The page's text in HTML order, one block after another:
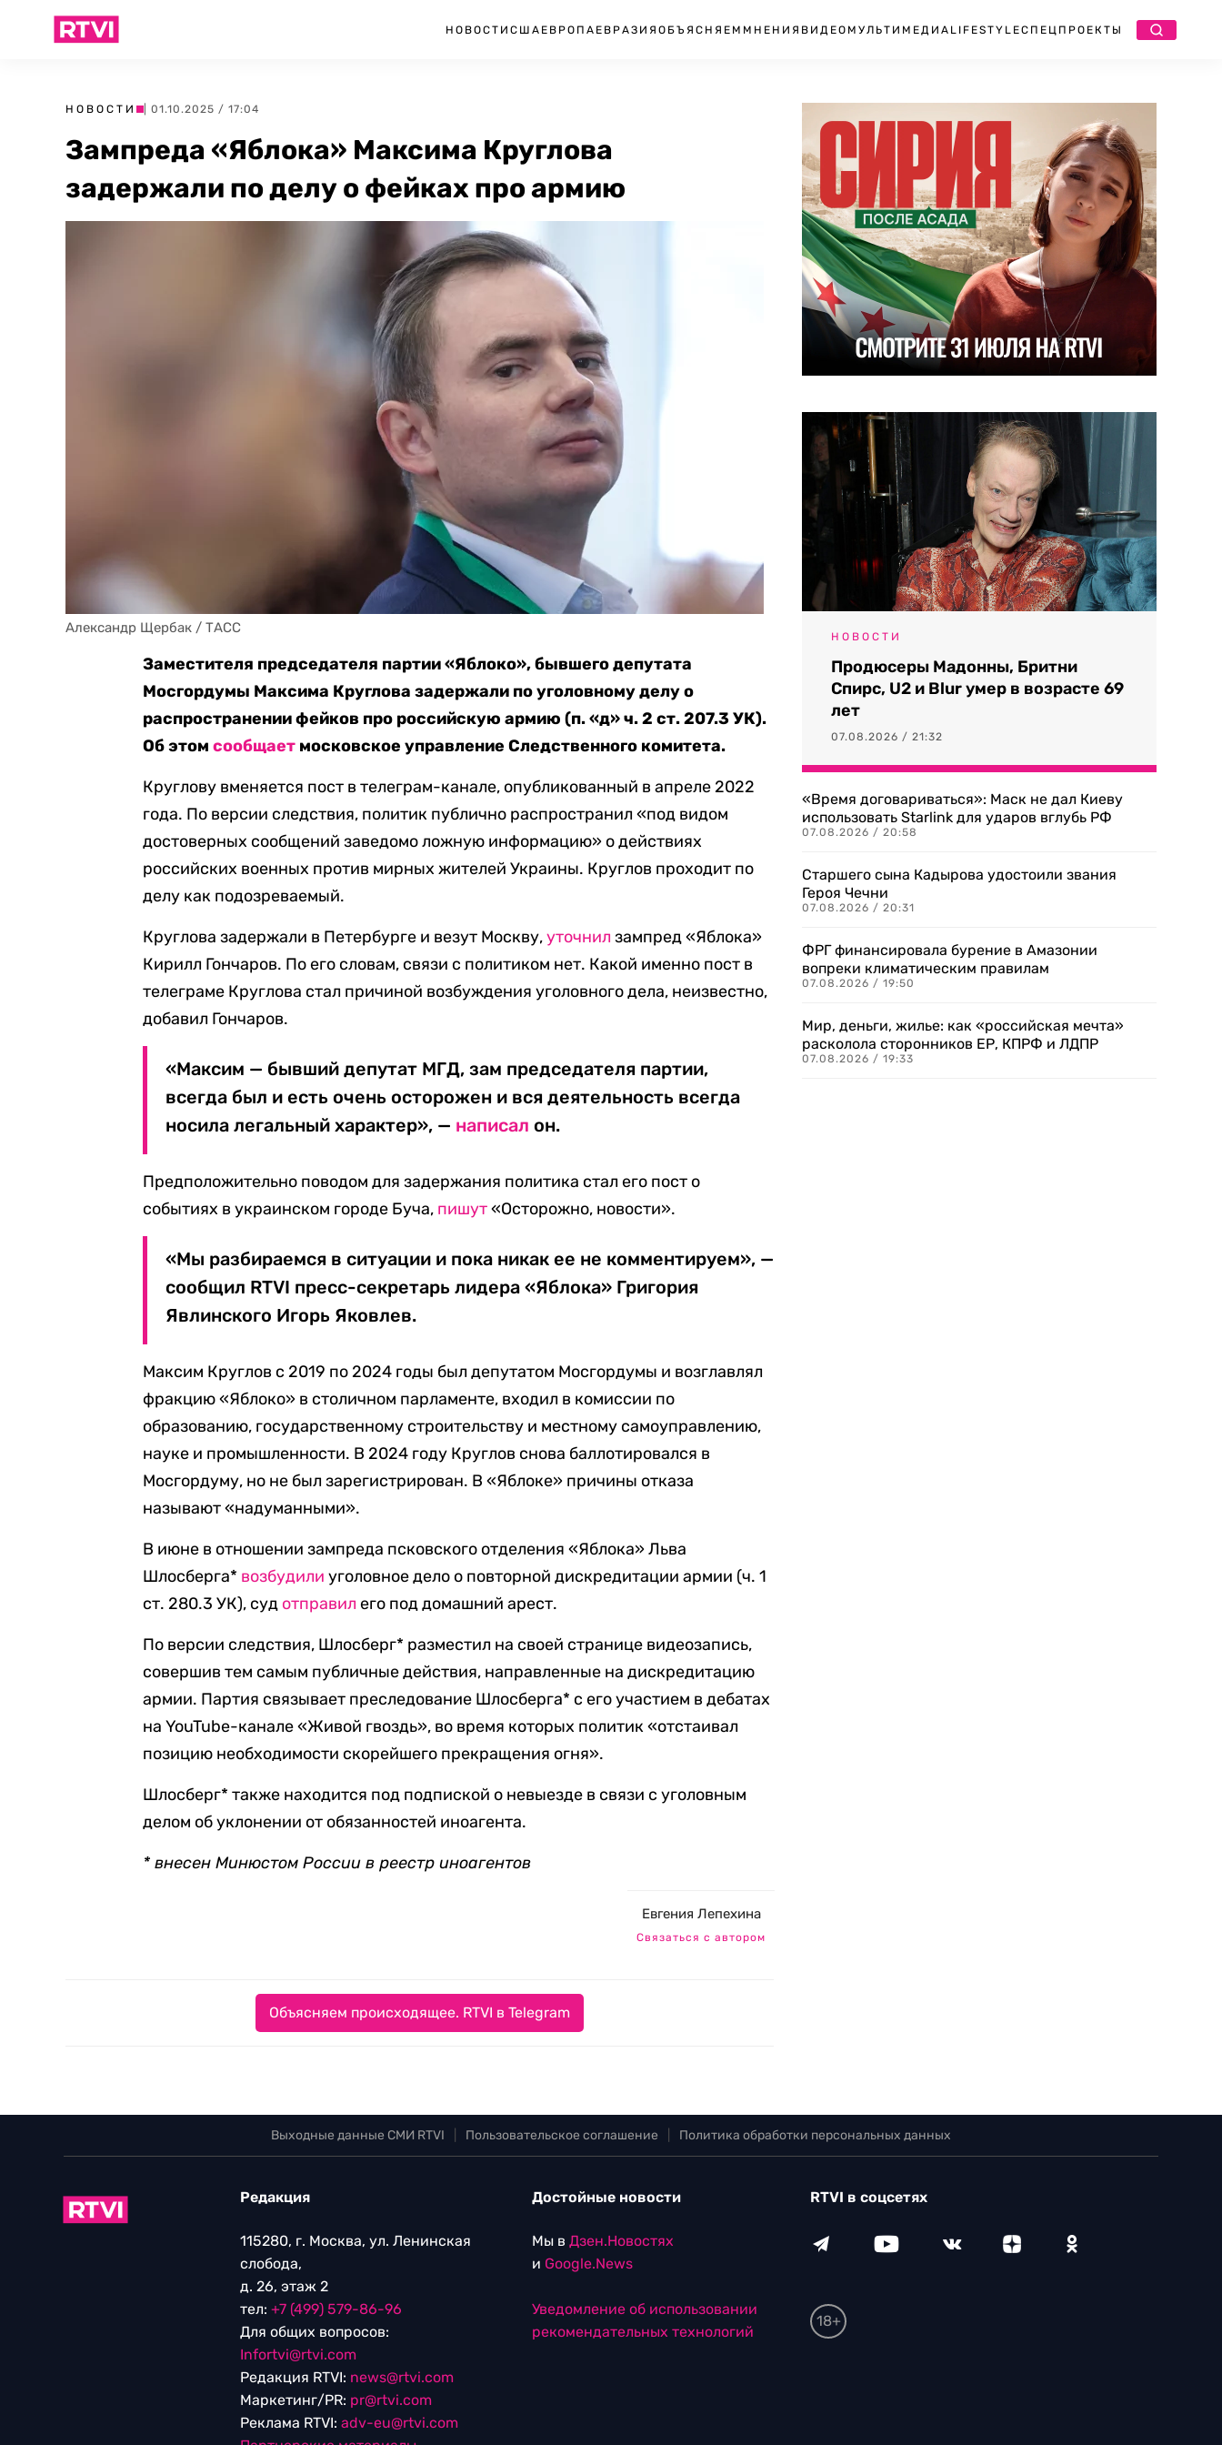
НОВОСТИ США ЕВРОПА ЕВРАЗИЯ ОБЪЯСНЯЕМ МНЕНИЯ ВИДЕО МУЛЬТИМЕДИА LIFESTYLEСПЕЦПРОЕКТЫ
НОВОСТИ | 01.10.2025 / 17:04
Зампреда «Яблока» Максима Круглова
задержали по делу о фейках про армию
Александр Щербак / ТАСС
Заместителя председателя партии «Яблоко», бывшего депутата
Мосгордумы Максима Круглова задержали по уголовному делу о
распространении фейков про российскую армию (п. «д» ч. 2 ст. 207.3 УК).
Об этомсообщает московское управление Следственного комитета.
Круглову вменяется пост в телеграм-канале, опубликованный в апреле 2022
года. По версии следствия, политик публично распространил «под видом
достоверных сообщений заведомо ложную информацию» о действиях
российских военных против мирных жителей Украины. Круглов проходит по
делу как подозреваемый.
Круглова задержали в Петербурге и везут Москву,уточнил зампред «Яблока»
Кирилл Гончаров. По его словам, связи с политиком нет. Какой именно пост в
телеграме Круглова стал причиной возбуждения уголовного дела, неизвестно,
добавил Гончаров.
«Максим — бывший депутат МГД, зам председателя партии,
всегда был и есть очень осторожен и вся деятельность всегда
носила легальный характер», — написал он.
Предположительно поводом для задержания политика стал его пост о
событиях в украинском городе Буча, пишут«Осторожно, новости».
«Мы разбираемся в ситуации и пока никак ее не комментируем», —
сообщил RTVI пресс-секретарь лидера «Яблока» Григория
Явлинского Игорь Яковлев.
Максим Круглов с 2019 по 2024 годы был депутатом Мосгордумы и возглавлял
фракцию «Яблоко» в столичном парламенте, входил в комиссии по
образованию, государственному строительству и местному самоуправлению,
науке и промышленности. В 2024 году Круглов снова баллотировался в
Мосгордуму, но не был зарегистрирован. В «Яблоке» причины отказа
называют «надуманными».
В июне в отношении зампреда псковского отделения «Яблока» Льва
Шлосберга* возбудили уголовное дело о повторной дискредитации армии (ч. 1
ст. 280.3 УК), суд отправил его под домашний арест.
По версии следствия, Шлосберг* разместил на своей странице видеозапись,
совершив тем самым публичные действия, направленные на дискредитацию
армии. Партия связывает преследование Шлосберга* с его участием в дебатах
на YouTube-канале «Живой гвоздь», во время которых политик «отстаивал
позицию необходимости скорейшего прекращения огня».
Шлосберг* также находится под подпиской о невыезде в связи с уголовным
делом об уклонении от обязанностей иноагента.
* внесен Минюстом России в реестр иноагентов
Евгения Лепехина
Связаться с автором
Объясняем происходящее. RTVI в Telegram
НОВОСТИ
Продюсеры Мадонны, Бритни
Спирс, U2 и Blur умер в возрасте 69
лет
07.08.2026 / 21:32
«Время договариваться»: Маск не дал Киеву
использовать Starlink для ударов вглубь РФ
07.08.2026 / 20:58
Старшего сына Кадырова удостоили звания
Героя Чечни
07.08.2026 / 20:31
ФРГ финансировала бурение в Амазонии
вопреки климатическим правилам
07.08.2026 / 19:50
Мир, деньги, жилье: как «российская мечта»
расколола сторонников ЕР, КПРФ и ЛДПР
07.08.2026 / 19:33
Выходные данные СМИ RTVI Пользовательское соглашение Политика обработки персональных данных
Редакция
115280, г. Москва, ул. Ленинская
слобода,
д. 26, этаж 2
тел: +7 (499) 579-86-96
Для общих вопросов:
Infortvi@rtvi.com
Редакция RTVI: news@rtvi.com
Маркетинг/PR: pr@rtvi.com
Реклама RTVI: adv-eu@rtvi.com
Достойные новости
Мы в Дзен.Новостях
и Google.News
Уведомление об использовании
рекомендательных технологий
RTVI в соцсетях
18+